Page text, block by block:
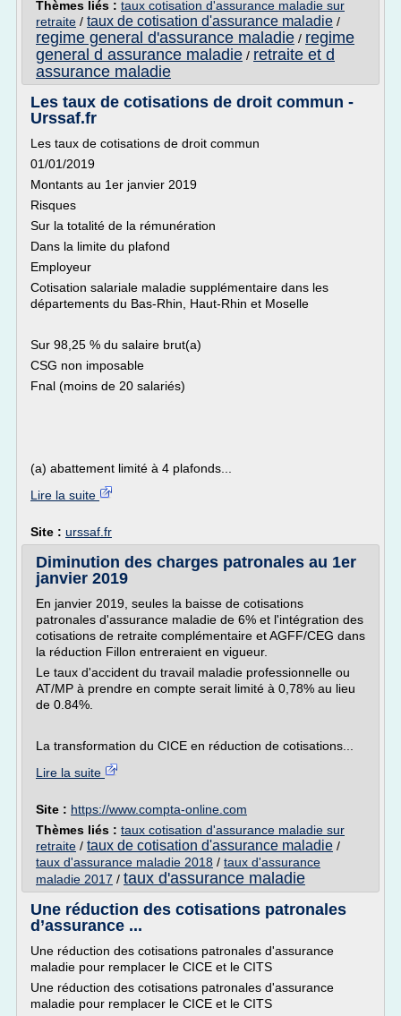
Thèmes liés : taux cotisation d'assurance maladie sur
retraite / taux de cotisation d'assurance maladie /
regime general d'assurance maladie / regime
general d assurance maladie / retraite et d
assurance maladie
Les taux de cotisations de droit commun -
Urssaf.fr
Les taux de cotisations de droit commun
01/01/2019
Montants au 1er janvier 2019
Risques
Sur la totalité de la rémunération
Dans la limite du plafond
Employeur
Cotisation salariale maladie supplémentaire dans les
départements du Bas-Rhin, Haut-Rhin et Moselle
Sur 98,25 % du salaire brut(a)
CSG non imposable
Fnal (moins de 20 salariés)
(a) abattement limité à 4 plafonds...
Lire la suite
Site : urssaf.fr
Diminution des charges patronales au 1er
janvier 2019
En janvier 2019, seules la baisse de cotisations
patronales d'assurance maladie de 6% et l'intégration des
cotisations de retraite complémentaire et AGFF/CEG dans
la réduction Fillon entreraient en vigueur.
Le taux d'accident du travail maladie professionnelle ou
AT/MP à prendre en compte serait limité à 0,78% au lieu
de 0.84%.
La transformation du CICE en réduction de cotisations...
Lire la suite
Site : https://www.compta-online.com
Thèmes liés : taux cotisation d'assurance maladie sur
retraite / taux de cotisation d'assurance maladie /
taux d'assurance maladie 2018 / taux d'assurance
maladie 2017 / taux d'assurance maladie
Une réduction des cotisations patronales
d’assurance ...
Une réduction des cotisations patronales d'assurance
maladie pour remplacer le CICE et le CITS
Une réduction des cotisations patronales d'assurance
maladie pour remplacer le CICE et le CITS